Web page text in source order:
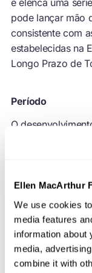
Ellen MacArthur
We use cookies
media features
information about
media,
combine it with
pode lançar mão
consistente com
estabelecidas na
Longo Prazo de
Período
O
junho de 2018.
foram
comerciais
capacitação. As
apresentadas em
Áreas de atuação